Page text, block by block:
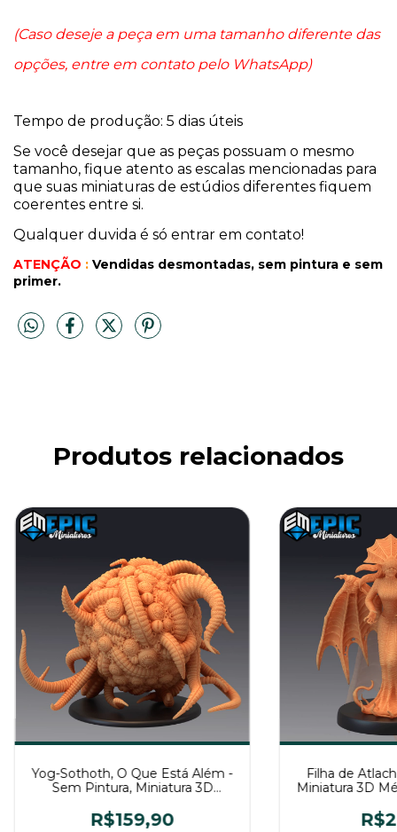
(Caso deseje a peça em uma tamanho diferente das
opções, entre em contato pelo WhatsApp)
Tempo de produção: 5 dias úteis
Se você desejar que as peças possuam o mesmo
tamanho, fique atento as escalas mencionadas para
que suas miniaturas de estúdios diferentes fiquem
coerentes entre si.
Qualquer duvida é só entrar em contato!
ATENÇÃO : Vendidas desmontadas, sem pintura e sem
primer.
Produtos relacionados
Yog-Sothoth, O Que Está Além -
Sem Pintura, Miniatura 3D
R$159,90
Filha de
Miniatura 3D